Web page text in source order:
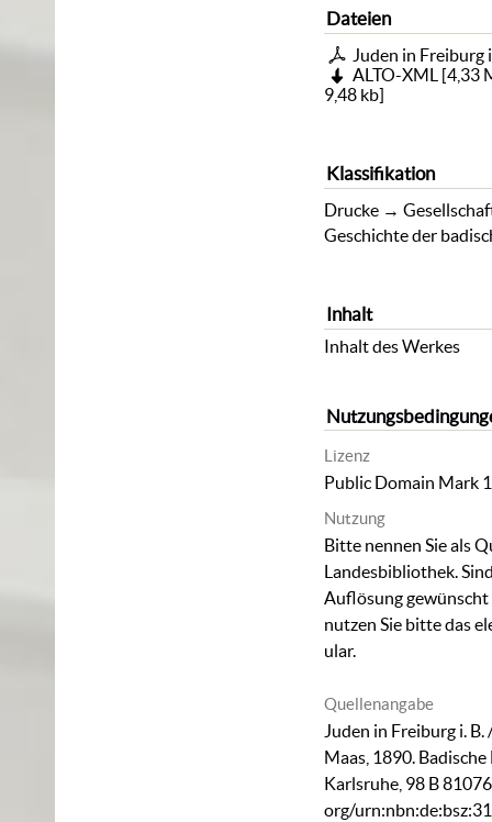
Dateien
Juden in Freiburg
ALTO-XML [4,33
9,48 kb]
Klassifikation
Drucke →
Geschichte der
Inhalt
Inhalt des Werkes
Lizenz
Public Domain Mark
Nutzung
Bitte nennen Sie als
Landesbibliothek.
Auflösung
nutzen Sie bitte das
ular.
Quellenangabe
Juden in Freiburg i.
Maas, 1890.
Karlsruhe, 98 B 81076
org/